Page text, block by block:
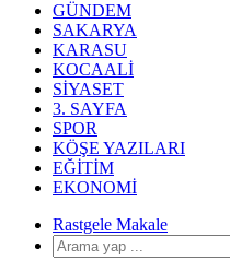
GÜNDEM
SAKARYA
KARASU
KOCAALI
SIYASET
3. SAYFA
SPOR
KÖŞE YAZILARI
EĞITIM
EKONOMI
Rastgele Makale